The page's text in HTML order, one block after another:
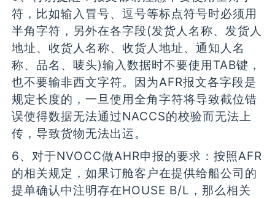
符，比如输入冒号、逗号等标点符号时必须用
半角字符，另外在各字段(发货人名称、发货人
地址、收货人名称、收货人地址、通知人名
称、品名、唛头)输入数据时不要使用TAB键，
也不要输非西文字符。因为AFR报文各字段是
规定长度的，一旦使用全角字符将导致截位错
误使得数据无法通过NACCS的校验而无法上
传，导致货物无法出运。
6、对于NVOCC做AHR申报的要求：按照AFR
的相关规定，如果订舱客户在提供给船公司的
提单确认中注明存在HOUSE B/L，那么相关